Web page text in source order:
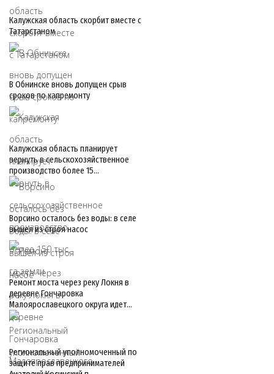
Калужская область скорбит вместе с
Татарстаном
В Обнинске вновь допущен срыв
сроков по капремонту
Калужская область планирует
вернуть в сельскохозяйственное
производство более 15…
Ворсино осталось без воды: в селе
вышел из строя насос
Ремонт моста через реку Локня в
деревне Гончаровка
Малоярославецкого округа идет…
Региональный уполномоченный по
защите прав предпринимателей